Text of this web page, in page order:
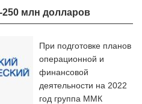
250 млн долларов
При подготовке планов
операционной и
финансовой
деятельности на 2022
год группа ММК